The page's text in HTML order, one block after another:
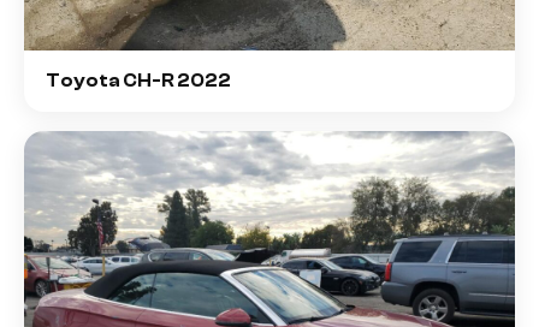
Toyota CH-R 2022